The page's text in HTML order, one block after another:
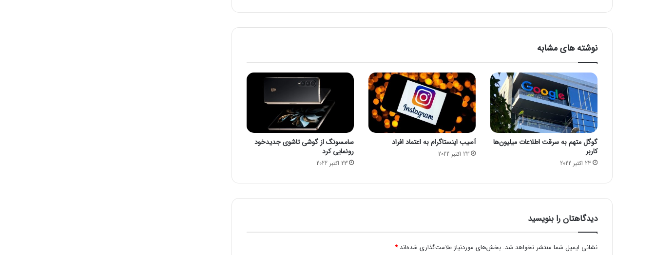
ر
ط
ر
د
ر
ش
ا
ی
ط
ح
ا
د
ی
و
ر
و
ی
ا
ح
ب
A
R
M
و
س
و
ی‌
نوشته های مشابه
گوگل متهم به سرقت اطلاعات میلیون‌ها
کاربر
23 اکتبر 2022
آسیب اینستاگرام به اعتماد افراد
23 اکتبر 2022
سامسونگ از گوشی تاشوی جدیدخود
رونمایی کرد
23 اکتبر 2022
دیدگاهتان را بنویسید
نشانی ایمیل شما منتشر نخواهد شد. بخش‌های موردنیاز علامت‌گذاری شده‌اند*